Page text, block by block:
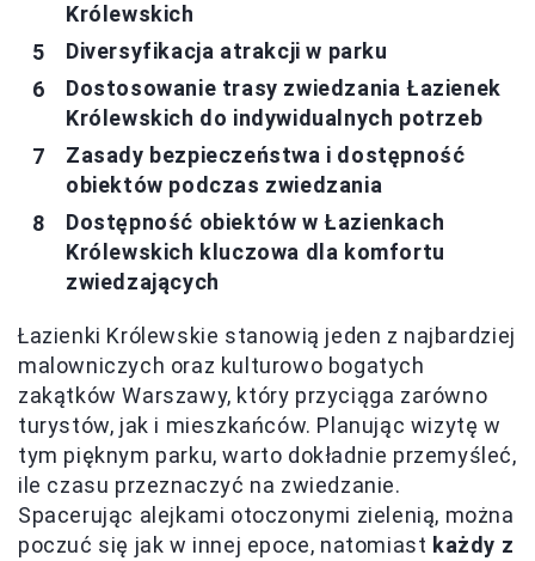
Królewskich
Diversyfikacja atrakcji w parku
Dostosowanie trasy zwiedzania Łazienek
Królewskich do indywidualnych potrzeb
Zasady bezpieczeństwa i dostępność
obiektów podczas zwiedzania
Dostępność obiektów w Łazienkach
Królewskich kluczowa dla komfortu
zwiedzających
Łazienki Królewskie stanowią jeden z najbardziej
malowniczych oraz kulturowo bogatych
zakątków Warszawy, który przyciąga zarówno
turystów, jak i mieszkańców. Planując wizytę w
tym pięknym parku, warto dokładnie przemyśleć,
ile czasu przeznaczyć na zwiedzanie.
Spacerując alejkami otoczonymi zielenią, można
poczuć się jak w innej epoce, natomiast każdy z